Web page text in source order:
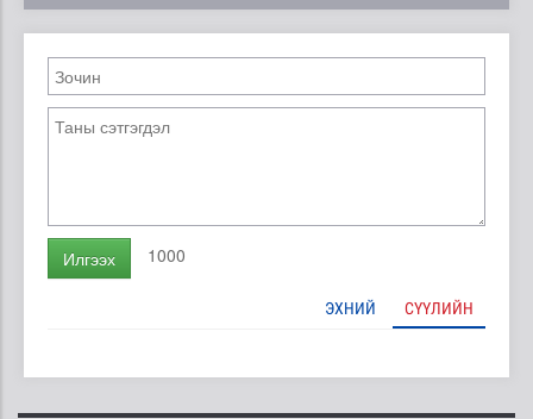
Илгээх 1000
ЭХНИЙ СҮҮЛИЙН